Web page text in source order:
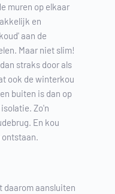
muren op elkaar
en
aan de
Maar niet slim!
straks door als
ook de winterkou
buiten is dan op
Zo'n
En kou
daarom aansluiten